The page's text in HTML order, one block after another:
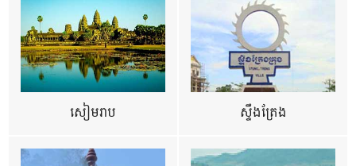
សៀមរាប ស្ទឹងត្រែង